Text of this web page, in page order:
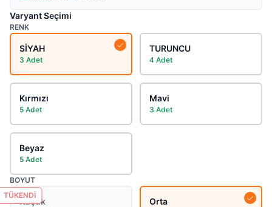
Varyant Seçimi
RENK
SİYAH
3 Adet
TURUNCU
4 Adet
Kırmızı
5 Adet
Mavi
3 Adet
Beyaz
5 Adet
BOYUT
Küçük
TÜKENDİ
Orta